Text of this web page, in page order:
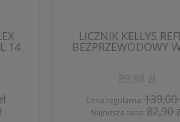
14
LICZNIK KELLYS
BEZPRZEWODOWY
89,98 zł
Cena regularna: 139,00
Najniższa cena: 82,90